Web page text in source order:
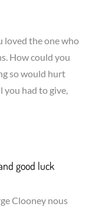
loved the one who
How could you
so would hurt
you had to give,
good luck
Clooney nous